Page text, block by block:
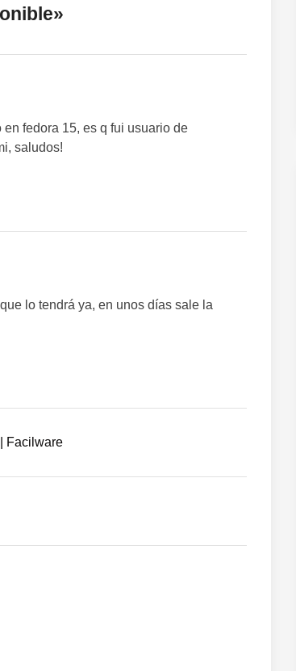
»
fedora 15, es q fui usuario de
saludos!
lo tendrá ya, en unos días sale la
Facilware